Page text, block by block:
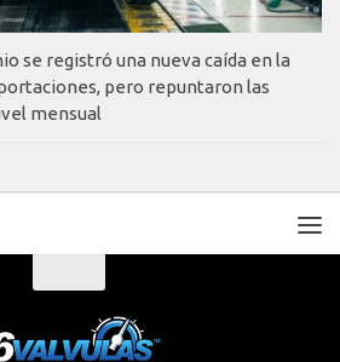
se registró una nueva caída en la
pero repuntaron las
mensual